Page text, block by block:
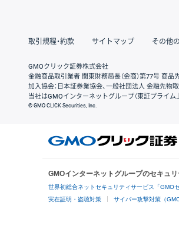
取引規程・約款 サイトマップ その他
GMOクリック証券株式会社
金融商品取引業者 関東財務局長（金商）第77号 商
加入協会：日本証券業協会、一般社団法人 金融先物
当社はGMOインターネットグループ（東証プライム
© GMO CLICK Securities, Inc.
GMOインターネットグループのセキュ
世界初総合ネットセキュリティサービス「GMO
実在証明・盗聴対策 サイバー攻撃対策（